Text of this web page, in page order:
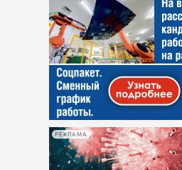
РЕКЛАМА